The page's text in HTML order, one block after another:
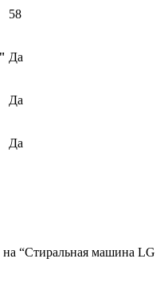
58
Да
Да
Да
на “Стиральная машина LG